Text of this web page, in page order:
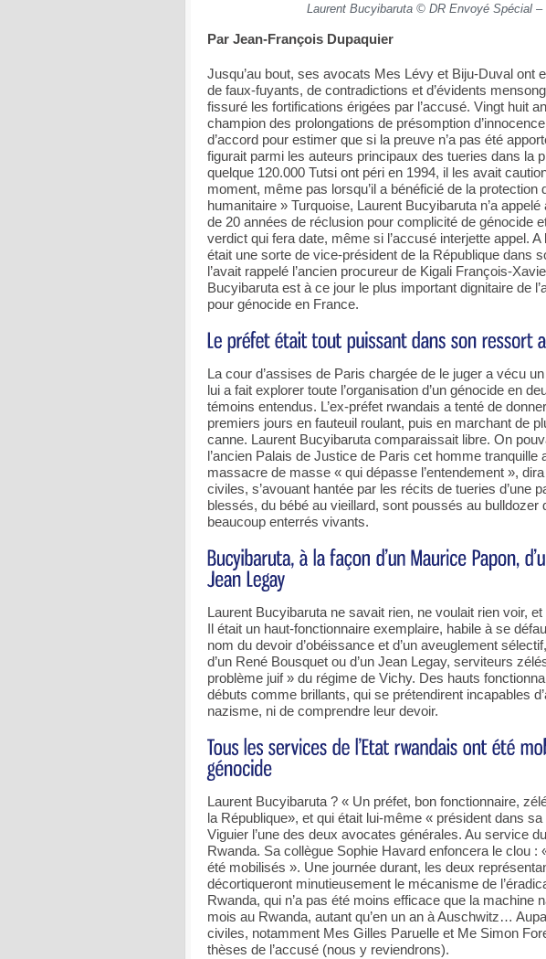
Laurent Bucyibaruta © DR Envoyé Spécial –
Par Jean-François Dupaquier
Jusqu’au bout, ses avocats Mes Lévy et Biju-Duval ont
de faux-fuyants, de contradictions et d’évidents
fissuré les fortifications érigées par l’accusé. Vingt huit
champion des prolongations de présomption
d’accord pour estimer que si la preuve n’a pas été
figurait parmi les auteurs principaux des tueries dans la
quelque 120.000 Tutsi ont péri en 1994, il les avait
moment, même pas lorsqu’il a bénéficié de la protection
humanitaire » Turquoise, Laurent Bucyibaruta n’a
de 20 années de réclusion pour complicité de génocide
verdict qui fera date, même si l’accusé interjette appel. A
était une sorte de vice-président de la République dans
l’avait rappelé l’ancien procureur de Kigali François-
Bucyibaruta est à ce jour le plus important dignitaire de
pour génocide en France.
La cour d’assises de Paris chargée de le juger a vécu
lui a fait explorer toute l’organisation d’un génocide en
témoins entendus. L’ex-préfet rwandais a tenté de
premiers jours en fauteuil roulant, puis en marchant de
canne. Laurent Bucyibaruta comparaissait libre. On
l’ancien Palais de Justice de Paris cet homme
massacre de masse « qui dépasse l’entendement »,
civiles, s’avouant hantée par les récits de tueries d’une
blessés, du bébé au vieillard, sont poussés au
beaucoup enterrés vivants.
Laurent Bucyibaruta ne savait rien, ne voulait rien voir, et
Il était un haut-fonctionnaire exemplaire, habile à se
nom du devoir d’obéissance et d’un aveuglement
d’un René Bousquet ou d’un Jean Legay, serviteurs
problème juif » du régime de Vichy. Des hauts
débuts comme brillants, qui se prétendirent incapables
nazisme, ni de comprendre leur devoir.
Laurent Bucyibaruta ? « Un préfet, bon fonctionnaire,
la République», et qui était lui-même « président dans
Viguier l’une des deux avocates générales. Au service
Rwanda. Sa collègue Sophie Havard enfoncera le clou :
été mobilisés ». Une journée durant, les deux
décortiqueront minutieusement le mécanisme de
Rwanda, qui n’a pas été moins efficace que la machine
mois au Rwanda, autant qu’en un an à Auschwitz…
civiles, notamment Mes Gilles Paruelle et Me Simon
thèses de l’accusé (nous y reviendrons).